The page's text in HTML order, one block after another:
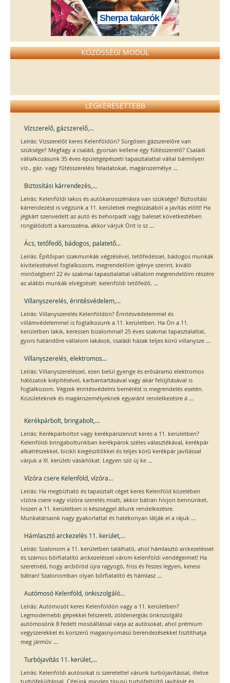
Sherpa takarók
KÖZÖSSÉGI MODUL
LEGKERESETTEBB
Vízszerelő, gázszerelő,...
Leírás: Vízszerelőt keres Kelenföldön? Sürgősen gázszerelőre van
szüksége? Megfagy a család, gyorsan kellene egy fűtésszerelő? Családi
vállalkozásunk 35 éves épületgépészeti tapasztalattal vállal bármilyen
víz-, gáz- vagy fűtésszerelési feladatokat, magánszemélye ...
Biztosítási kárrendezés,...
Leírás: Kelenföldi lakos és autókarosszériásra van szüksége? Biztosítási
kárrendezést is végzünk a 11. kerületiek megbízásából a javítás előtt! Ha
jégkárt szenvedett az autó és behorpadt vagy baleset következtében
rongálódott a karosszéria, akkor várjuk Önt is sz ...
Ács, tetőfedő, bádogos, palatető...
Leírás: Építőipari szakmunkák végzésével, tetőfedéssel, bádogos munkák
kivitelezésével foglalkozom, megrendelőim igénye szerint, kiváló
minőségben! 22 év szakmai tapasztalattal vállalom megrendelőim részére
az alábbi munkák elvégzését: kelenföldi tetőfedő, ...
Villanyszerelés, érintésvédelem,...
Leírás: Villanyszerelés Kelenföldön? Érintésvédelemmel és
villámvédelemmel is foglalkozunk a 11. kerületben. Ha Ön a 11.
kerületben lakik, keressen bizalommal! 25 éves szakmai tapasztalattal,
gyors határidőre vállalom lakások, családi házak teljes körű villanysze ...
Villanyszerelés, elektromos...
Leírás: Villanyszereléssel, ezen belül gyenge és erősáramú elektromos
hálózatok kiépítésével, karbantartásával vagy akár felújításával is
foglalkozom. Végzek érintésvédelmi bemérést is megrendelés esetén.
Közületeknek és magánszemélyeknek egyaránt rendelkezésre á ...
Kerékpárbolt, bringabolt,...
Leírás: Kerékpárboltot vagy kerékpárszervizt keres a 11. kerületben?
Kelenföldi bringaboltunkban kerékpárok széles választékával, kerékpár
alkatrészekkel, bicikli kiegészítőkkel és teljes körű kerékpár javítással
várjuk a XI. kerületi vásárlókat. Legyen szó új ke ...
Vízóra csere Kelenföld, vízóra...
Leírás: Ha megbízható és tapasztalt céget keres Kelenföld közelében
vízóra csere vagy vízóra szerelés miatt, akkor bátran hívjon bennünket,
hiszen a 11. kerületben is készséggel állunk rendelkezésre.
Munkatársaink nagy gyakorlattal és hatékonyan látják el a rájuk ...
Hámlasztó arckezelés 11. kerület,...
Leírás: Szalonom a 11. kerületben található, ahol hámlasztó arckezeléssel
és számos bőrfiatalító arckezeléssel várom kelenföldi vendégeimet! Ha
szeretnéd, hogy arcbőröd újra ragyogó, friss és feszes legyen, keress
bátran! Szalonomban olyan bőrfiatalító és hámlasz ...
Autómosó Kelenföld, önkiszolgáló...
Leírás: Autómosót keres Kelenföldön vagy a 11. kerületben?
Legmodernebb gépekkel felszerelt, zöldenergiás önkiszolgáló
autómosónk 8 fedett mosóállással várja az autósokat, ahol prémium
vegyszerekkel és korszerű magasnyomású berendezésekkel tisztíthatja
meg járműv ...
Turbójavítás 11. kerület,...
Leírás: Kelenföldi autósokat is szeretettel várunk turbójavítással, illetve